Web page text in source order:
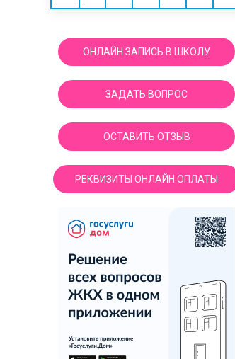
ОНЛАЙН ЗАПИСЬ В ШКОЛУ
ЗАДАТЬ ВОПРОС
ОСТАВИТЬ ОТЗЫВ
РЕКВИЗИТЫ ОНЛАЙН ОПЛАТЫ